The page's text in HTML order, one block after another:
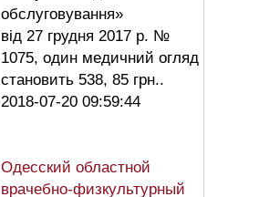
обслуговування»
від 27 грудня 2017 р. №
1075, один медичний огляд
становить 538, 85 грн..
2018-07-20 09:59:44
Одесский областной
врачебно-физкультурный